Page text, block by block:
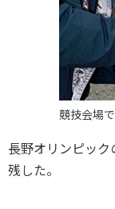
競技会場
長野オリンピッ
残した。